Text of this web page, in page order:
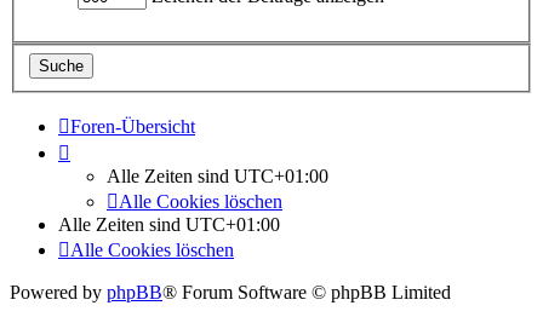
Foren-Übersicht
Alle Zeiten sind UTC+01:00
Alle Cookies löschen
Alle Zeiten sind UTC+01:00
Alle Cookies löschen
Powered by phpBB® Forum Software © phpBB Limited